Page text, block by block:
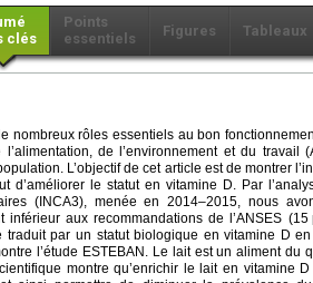
clés
Points
essentiels
Figures Tableaux
nombreux rôles essentiels au bon
de l’environnement et du travail
L’objectif de cet article est de montrer
d’améliorer le statut en vitamine D. Par
(INCA3), menée en 2014–2015, nous
inférieur aux recommandations de l’ANSES (15
traduit par un statut biologique en vitamine D
l’étude ESTEBAN. Le lait est un aliment du
montre qu’enrichir le lait en vitamine